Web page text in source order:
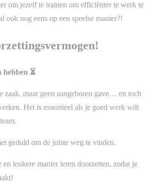
om jezelf te trainen om efficiënter te werk te
ook nog eens op een speelse manier?!
hebben ⏳
zaak, maar geen aangeboren gave… en toch
Het is essentieel als je goed werk wilt
geduld om de juiste weg te vinden.
en leukere manier leren doorzetten, zodat je